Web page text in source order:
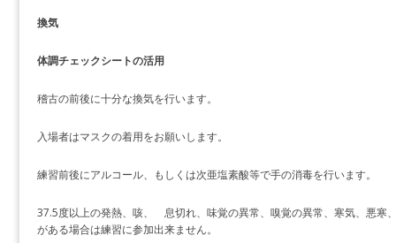
換気
体調チェックシートの活用
稽古の前後に十分な換気を行います。
入場者はマスクの着用をお願いします。
練習前後にアルコール、もしくは次亜塩素酸等で手の消毒を行います。
37.5度以上の発熱、咳、 息切れ、味覚の異常、嗅覚の異常、寒気、悪寒
がある場合は練習に参加出来ません。